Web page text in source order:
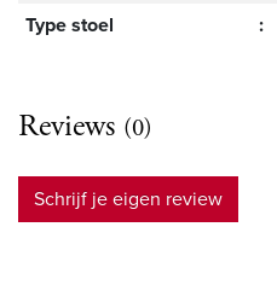
Type stoel
:
Reviews (0)
Schrijf je eigen review